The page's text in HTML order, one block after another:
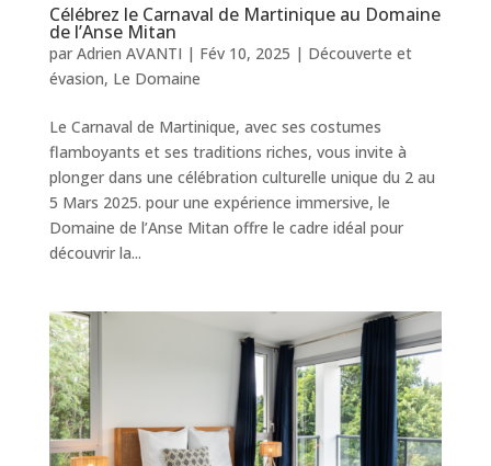
Célébrez le Carnaval de Martinique au Domaine
de l’Anse Mitan
par Adrien AVANTI | Fév 10, 2025 | Découverte et
évasion, Le Domaine
Le Carnaval de Martinique, avec ses costumes
flamboyants et ses traditions riches, vous invite à
plonger dans une célébration culturelle unique du 2 au
5 Mars 2025. pour une expérience immersive, le
Domaine de l’Anse Mitan offre le cadre idéal pour
découvrir la...